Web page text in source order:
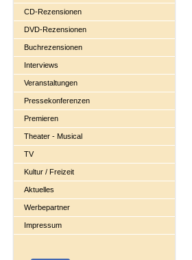
CD-Rezensionen
DVD-Rezensionen
Buchrezensionen
Interviews
Veranstaltungen
Pressekonferenzen
Premieren
Theater - Musical
TV
Kultur / Freizeit
Aktuelles
Werbepartner
Impressum